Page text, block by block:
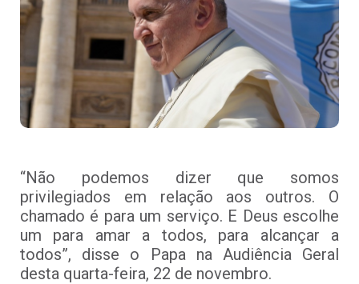
“Não podemos dizer que somos
privilegiados em relação aos outros. O
chamado é para um serviço. E Deus escolhe
um para amar a todos, para alcançar a
todos”, disse o Papa na Audiência Geral
desta quarta-feira, 22 de novembro.